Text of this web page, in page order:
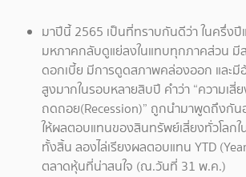
มาปีนี้ 2565 เป็นที่ทราบกันดีว่า ในครึ่ง
มหภาคกลับดูแย่ลงในแทบทุกภาคส่วน มี
ดอกเบี้ย มีการดูดสภาพคล่องออก และมี
สูงมากในรอบหลายสิบปี คำว่า “ความเสี่
ถดถอย(Recession)” ถูกนำมาพูดถึงกั
ให้ผลตอบแทนของสินทรัพย์เสี่ยงทั่วโลก
ทั้งสิ้น ลองไล่เรียงผลตอบแทน YTD
ตลาดหุ้นที่น่าสนใจ (ณ.วันที่ 31 พ.ค.)